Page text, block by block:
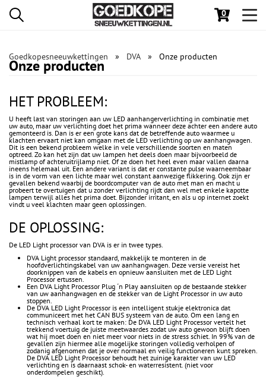
0
Goedkopesneeuwkettingen DVA Onze producten
Onze producten
HET PROBLEEM:
U heeft last van storingen aan uw LED aanhangerverlichting in combinatie met
uw auto, maar uw verlichting doet het prima wanneer deze achter een andere auto
gemonteerd is. Dan is er een grote kans dat de betreffende auto waarmee u
klachten ervaart niet kan omgaan met de LED verlichting op uw aanhangwagen.
Dit is een bekend probleem welke in vele verschillende soorten en maten
optreed. Zo kan het zijn dat uw lampen het deels doen maar bijvoorbeeld de
mistlamp of achteruitrijlamp niet. Of ze doen het heel even maar vallen daarna
ineens helemaal uit. Een andere variant is dat er constante pulse waarneembaar
is in de vorm van een lichte maar wel constant aanwezige flikkering. Ook zijn er
gevallen bekend waarbij de boordcomputer van de auto met man en macht u
probeert te overtuigen dat u zonder verlichting rijdt dan wel met enkele kapotte
lampen terwijl alles het prima doet. Bijzonder irritant, en als u op internet zoekt
vindt u veel klachten maar geen oplossingen.
DE OPLOSSING:
De LED Light processor van DVA is er in twee types.
DVA Light processor standaard, makkelijk te monteren in de
hoofdverlichtingskabel van uw aanhangwagen. Deze versie vereist het
doorknippen van de kabels en opnieuw aansluiten met de LED Light
Processor ertussen.
Een DVA Light Processor Plug ´n Play aansluiten op de bestaande stekker
van uw aanhangwagen en de stekker van de Light Processor in uw auto
stoppen.
De DVA LED Light Processor is een intelligent stukje elektronica dat
communiceert met het CAN BUS systeem van de auto. Om een lang en
technisch verhaal kort te maken: De DVA LED Light Processor vertelt het
trekkend voertuig de juiste meetwaardes zodat uw auto gewoon blijft doen
wat hij moet doen en niet meer voor niets in de stress schiet. In 99% van de
gevallen zijn hiermee alle mogelijke storingen volledig verholpen of
zodanig afgenomen dat je over normaal en veilig functioneren kunt spreken.
De DVA LED Light Processor behoudt het zuinige karakter van uw LED
verlichting en is daarnaast schok- en waterresistent. (niet voor
onderdompelen geschikt).